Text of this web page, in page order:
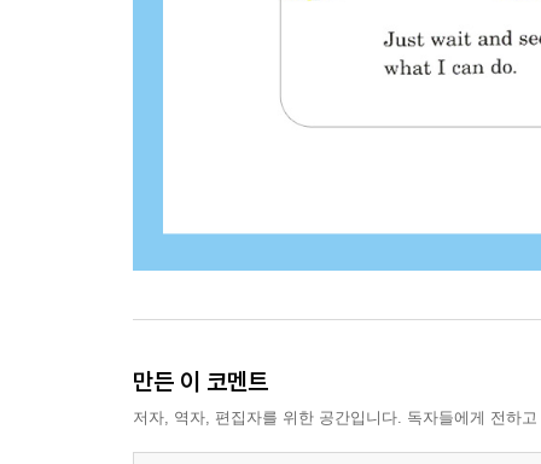
만든 이 코멘트
저자, 역자, 편집자를 위한 공간입니다. 독자들에게 전하